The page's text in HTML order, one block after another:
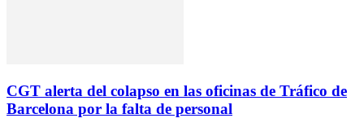
CGT alerta del colapso en las oficinas de Tráfico de
Barcelona por la falta de personal